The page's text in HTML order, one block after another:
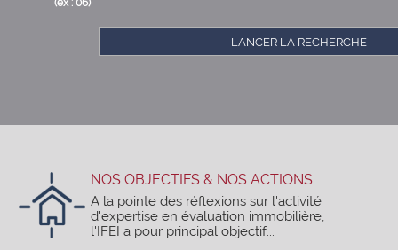
(ex : 06)
LANCER LA RECHERCHE
NOS OBJECTIFS & NOS ACTIONS
A la pointe des réflexions sur l'activité
d'expertise en évaluation immobilière,
l'IFEI a pour principal objectif...